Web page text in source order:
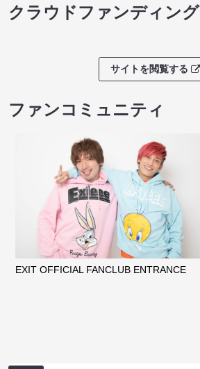
クラウドファンディング
サイトを閲覧する
ファンコミュニティ
EXIT OFFICIAL FANCLUB ENTRANCE